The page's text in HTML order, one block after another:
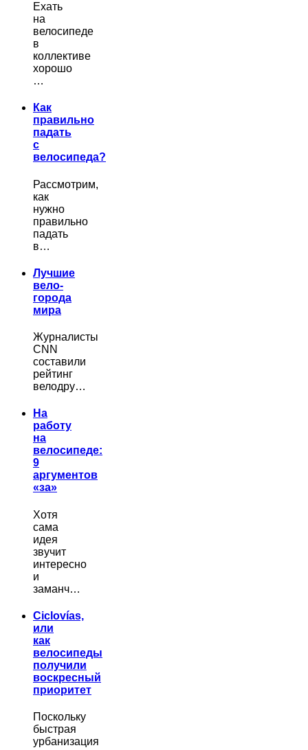
Ехать
на
велосипеде
в
коллективе
хорошо
…
Как
правильно
падать
с
велосипеда?
Рассмотрим,
как
нужно
правильно
падать
в…
Лучшие
вело-
города
мира
Журналисты
CNN
составили
рейтинг
велодру…
На
работу
на
велосипеде:
9
аргументов
«за»
Хотя
сама
идея
звучит
интересно
и
заманч…
Ciclovías,
или
как
велосипеды
получили
воскресный
приоритет
Поскольку
быстрая
урбанизация